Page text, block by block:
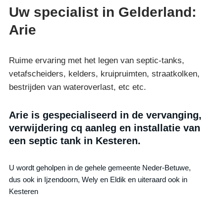
Uw specialist in Gelderland:
Arie
Ruime ervaring met het legen van septic-tanks,
vetafscheiders, kelders, kruipruimten, straatkolken,
bestrijden van wateroverlast, etc etc.
Arie is gespecialiseerd in de vervanging,
verwijdering cq aanleg en installatie van
een septic tank in Kesteren.
U wordt geholpen in de gehele gemeente Neder-Betuwe,
dus ook in Ijzendoorn, Wely en Eldik en uiteraard ook in
Kesteren